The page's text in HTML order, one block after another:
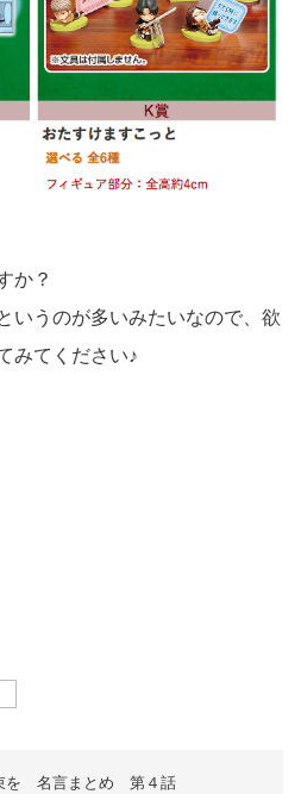
か？
いうのが多いみたいなので、欲
みてください♪
ーク
を 名言まとめ 第４話